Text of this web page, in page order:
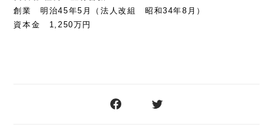
創業 明治45年5月（法人改組 昭和34年8月）
資本金 1,250万円